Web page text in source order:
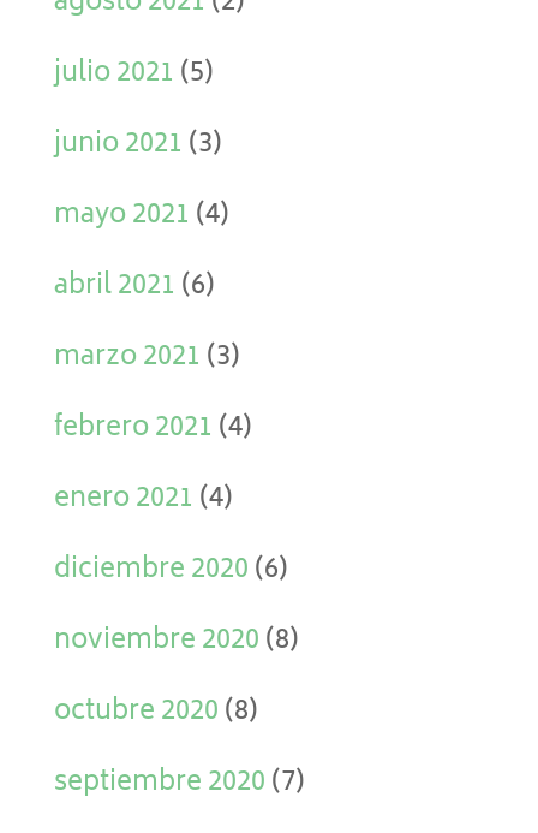
julio 2021 (5)
junio 2021 (3)
mayo 2021 (4)
abril 2021 (6)
marzo 2021 (3)
febrero 2021 (4)
enero 2021 (4)
diciembre 2020(6)
noviembre 2020(8)
octubre 2020(8)
septiembre 2020(7)